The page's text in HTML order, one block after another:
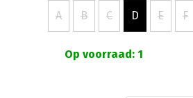
A B C D E F
Op voorraad: 1